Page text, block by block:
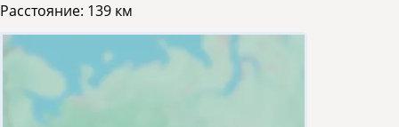
Расстояние: 139 км